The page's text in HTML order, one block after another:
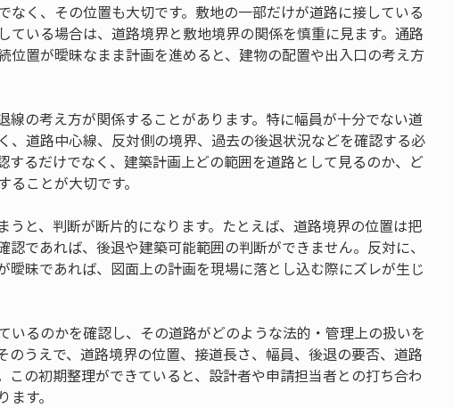
く、その位置も大切です。敷地の一部だけが道路に接している
ている場合は、道路境界と敷地境界の関係を慎重に見ます。通路
置が曖昧なまま計画を進めると、建物の配置や出入口の考え方
線の考え方が関係することがあります。特に幅員が十分でない道
、道路中心線、反対側の境界、過去の後退状況などを確認する必
るだけでなく、建築計画上どの範囲を道路として見るのか、ど
ことが大切です。
と、判断が断片的になります。たとえば、道路境界の位置は把
であれば、後退や建築可能範囲の判断ができません。反対に、
昧であれば、図面上の計画を現場に落とし込む際にズレが生じ
いるのかを確認し、その道路がどのような法的・管理上の扱いを
うえで、道路境界の位置、接道長さ、幅員、後退の要否、道路
の初期整理ができていると、設計者や申請担当者との打ち合わ
す。